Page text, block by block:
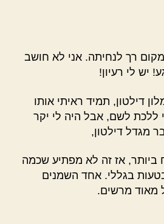
רך לנחיתה. אני לא חושב
יש לי רעיון!
דילטון, תמיד ראיתי אותו
לשם, אבל היה לי יקר
מגדל דילטון,
ביותר, אז זה לא מפתיע שכמה
בגללי. אחד השמנים
מאוד מרשים.